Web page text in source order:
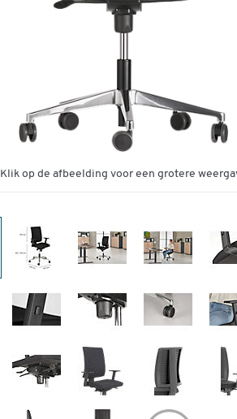
Klik op de afbeelding voor een grotere